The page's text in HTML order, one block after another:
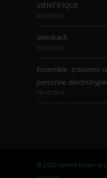
SIENTIFIQUE
20/10/2025
Steinbach
10/10/2025
Ensemble, trouvons
personne
16/12/2024
© 2026 Valérie Kaiser